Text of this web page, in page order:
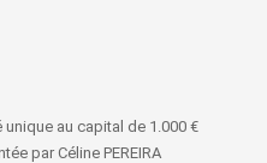
au capital de 1.000 €
par Céline PEREIRA